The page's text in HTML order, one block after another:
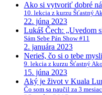
Ako si vytvoriť dobré
10. lekcia z kurzu Šťastný
22. júna 2023
Lukáš Čech: „Uvedom
Sám Sebe Pán Show #11
2. januára 2023
Nerieš, čo si o tebe
9. lekcia z kurzu Šťastný
15. júna 2023
Aký je život v Kuala
Čo som sa naučil za 3